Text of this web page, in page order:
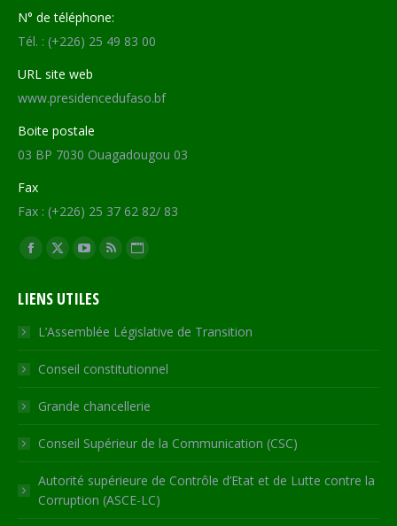
N° de téléphone:
Tél. : (+226) 25 49 83 00
URL site web
www.presidencedufaso.bf
Boite postale
03 BP 7030 Ouagadougou 03
Fax
Fax : (+226) 25 37 62 82/ 83
Trouvez nous sur :
Facebook
opens
in
new
window
X
opens
in
new
window
YouTube
opens
in
new
window
RSS
in
new
window
Site
opens
in
new
LIENS UTILES
L’Assemblée Législative de Transition
Conseil constitutionnel
Grande chancellerie
Conseil Supérieur de la Communication (CSC)
Autorité supérieure de Contrôle d’Etat et de Lutte contre la
Corruption (ASCE-LC)